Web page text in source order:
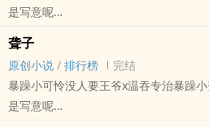
是写意呢
现实主义 - 多重视角 - 暗恋
阿七是个小色鬼，偷偷看总裁，可总裁
聋子
原创小说 / 排行榜
完结
暴躁小可怜没人要王爷x温吞专治暴躁
是写意呢